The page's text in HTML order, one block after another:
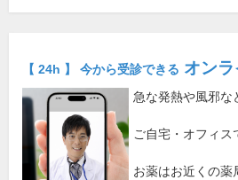
【 24h 】 今から受診できる オン
急な発熱や風邪な
ご自宅・オフィス
お薬はお近くの薬